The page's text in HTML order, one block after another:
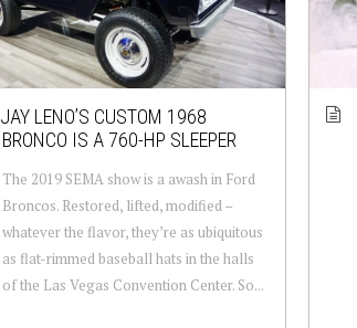
JAY LENO’S CUSTOM 1968
BRONCO IS A 760-HP SLEEPER
The 2019 SEMA show is a awash in Ford
Broncos. Restored, lifted, modified –
whatever the flavor, they’re as ubiquitous
as flat-rimmed baseball hats in the halls
of the Las Vegas Convention Center. So...